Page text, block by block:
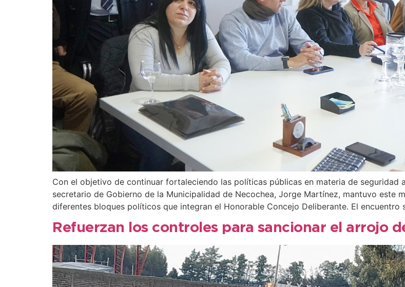
Con el objetivo de continuar fortaleciendo las políticas públicas en materia de
secretario de Gobierno de la Municipalidad de Necochea, Jorge Martínez, mantuvo este
diferentes bloques políticos que integran el Honorable Concejo Deliberante. El encuentro
Refuerzan los controles para sancionar el arrojo